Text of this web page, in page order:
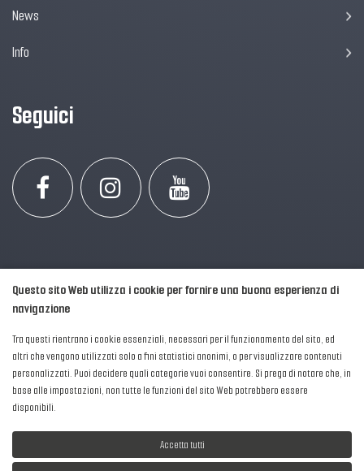
News
Info
Seguici
2016-2026 © AIPFM - Festa della Musica Italia Tutti i Diritti Riservati.
Privacy Policy
| Cookies
Questo sito Web utilizza i cookie per fornire una buona esperienza di
navigazione
Tra questi rientrano i cookie essenziali, necessari per il funzionamento del sito, ed
altri che vengono utilizzati solo a fini statistici anonimi, o per visualizzare contenuti
personalizzati. Puoi decidere quali categorie vuoi consentire. Si prega di notare che, in
base alle impostazioni, non tutte le funzioni del sito Web potrebbero essere
disponibili.
Accetta tutti